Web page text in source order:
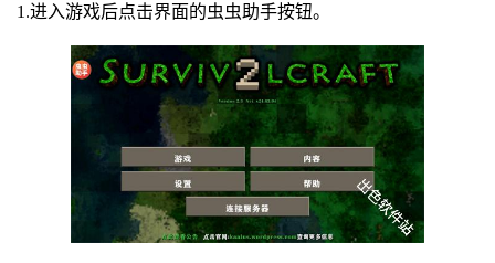
1.进入游戏后点击界面的虫虫助手按钮。